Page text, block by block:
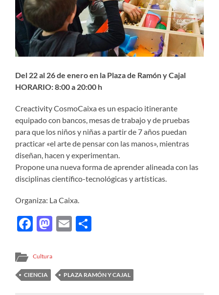
Del 22 al 26 de enero en la Plaza de Ramón y Cajal
HORARIO: 8:00 a 20:00 h
Creactivity CosmoCaixa es un espacio itinerante
equipado con bancos, mesas de trabajo y de pruebas
para que los niños y niñas a partir de 7 años puedan
practicar «el arte de pensar con las manos», mientras
diseñan, hacen y experimentan.
Propone una nueva forma de aprender alineada con las
disciplinas científico-tecnológicas y artísticas.
Organiza: La Caixa.
Facebook
Mastodon
Email
Cultura
CIENCIA PLAZA RAMÓN Y CAJAL